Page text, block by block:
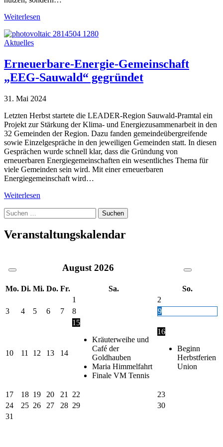
Weiterlesen
Aktuelles
Erneuerbare-Energie-Gemeinschaft
„EEG-Sauwald“ gegründet
31. Mai 2024
Letzten Herbst startete die LEADER-Region Sauwald-Pramtal ein
Projekt zur Stärkung der Klima- und Energiezusammenarbeit in den
32 Gemeinden der Region. Dazu fanden gemeindeübergreifende
sowie Einzelgespräche in den jeweiligen Gemeinden statt. In diesen
Gesprächen wurde schnell klar, dass die Gründung von
erneuerbaren Energiegemeinschaften ein wesentliches Thema für
viele Gemeinden sein wird. Mit einer erneuerbaren
Energiegemeinschaft wird…
Weiterlesen
Suche
nach:
Veranstaltungskalendar
August 2026
Mo. Di. Mi. Do. Fr. Sa.
So.
1
2
3
4 5 6 7 8 9
10 11 12 13 14
15
Kräuterweihe und
Café der
Goldhauben
Maria Himmelfahrt
Finale VM Tennis
16
Beginn
Herbstferien
Union
17 18 19 20 21 22
23
24
25 26 27 28 29
30
31